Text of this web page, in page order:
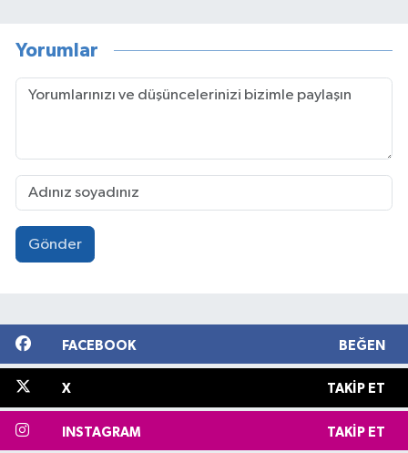
Yorumlar
Gönder
FACEBOOK BEĞEN
X TAKIP ET
INSTAGRAM TAKIP ET